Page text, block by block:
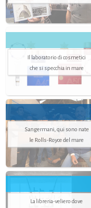
Il laboratorio di cosmetici
che si specchia in mare
Sangermani, qui sono nate
le Rolls-Royce del mare
La libreria-veliero dove